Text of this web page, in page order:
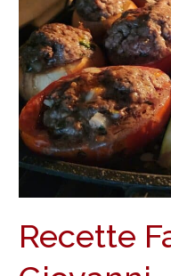
Recette
Giovanni